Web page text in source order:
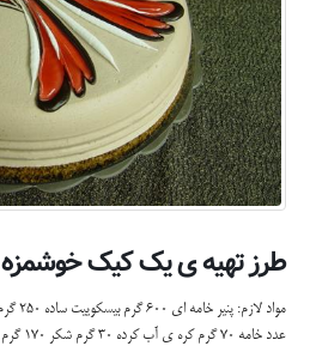
طرز تهیه ی یک کیک خوشمزه